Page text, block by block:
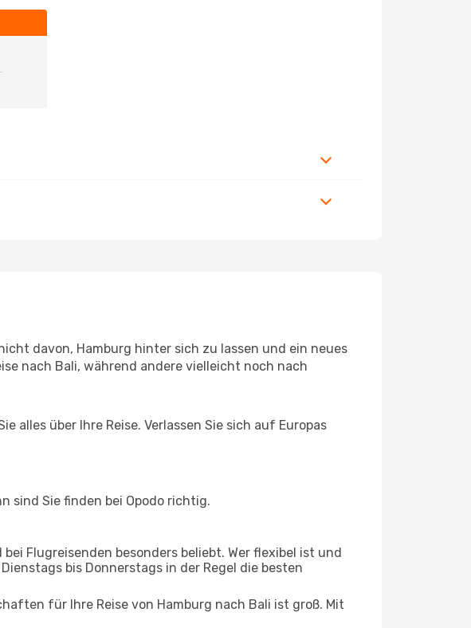
davon, Hamburg hinter sich zu lassen und ein neues
nach Bali, während andere vielleicht noch nach
alles über Ihre Reise. Verlassen Sie sich auf Europas
sind Sie finden bei Opodo richtig.
Flugreisenden besonders beliebt. Wer flexibel ist und
bis Donnerstags in der Regel die besten
für Ihre Reise von Hamburg nach Bali ist groß. Mit